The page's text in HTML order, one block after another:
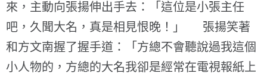
來，主動向張揚伸出手去：「這位是小張主任
吧，久聞大名，真是相見恨晚！」 張揚笑著
和方文南握了握手道：「方總不會聽說過我這個
小人物的，方總的大名我卻是經常在電視報紙上